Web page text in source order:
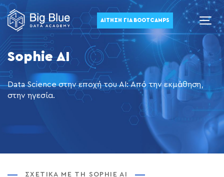
ΑΊΤΗΣΗ ΓΙΑ BOOTCAMPS
Sophie AI
Data Science στην εποχή του AI: Από την εκμάθηση,
στην ηγεσία.
ΣΧΕΤΙΚΆ ΜΕ ΤΗ SOPHIE AI